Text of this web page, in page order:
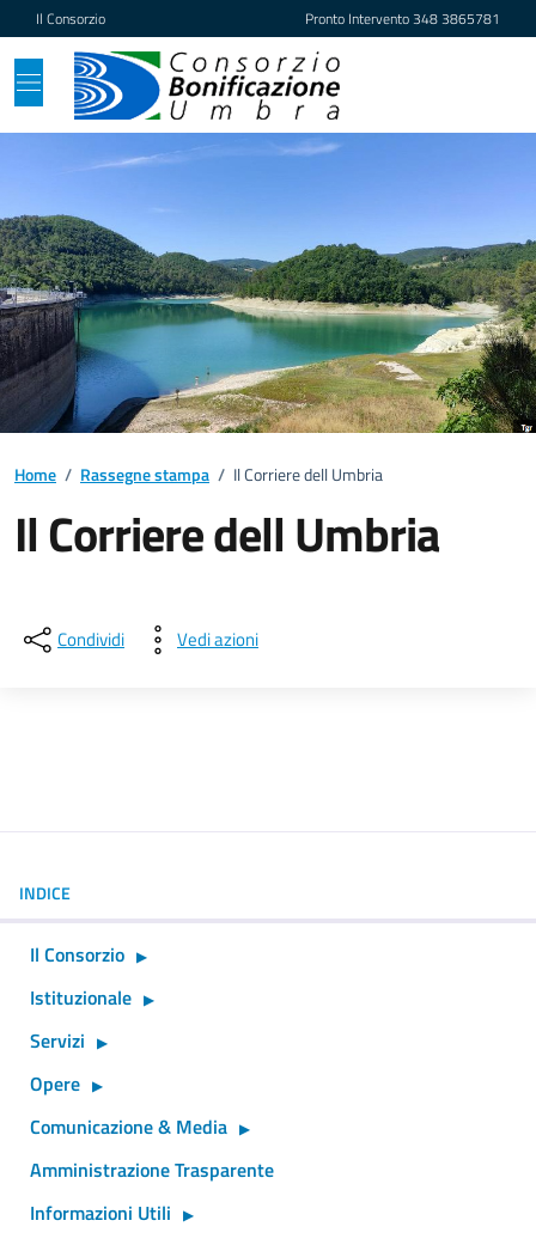
Vai ai contenuti
Vai al footer
Il Consorzio Pronto Intervento348 3865781
Home / Rassegne stampa / Il Corriere dell Umbria
Il Corriere dell Umbria
Condividi Vedi azioni
INDICE
Il Consorzio
Istituzionale
Servizi
Opere
Comunicazione & Media
Amministrazione Trasparente
Informazioni Utili